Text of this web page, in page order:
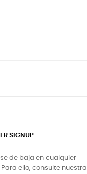
SIGNUP
de baja en cualquier
ello, consulte nuestra